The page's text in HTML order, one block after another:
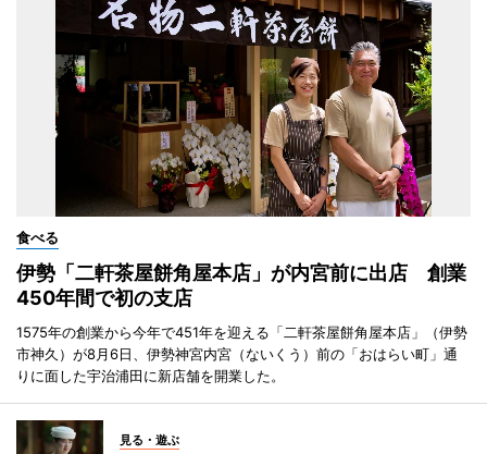
食べる
伊勢「二軒茶屋餅角屋本店」が内宮前に出店 創業
450年間で初の支店
1575年の創業から今年で451年を迎える「二軒茶屋餅角屋本店」（伊勢
市神久）が8月6日、伊勢神宮内宮（ないくう）前の「おはらい町」通
りに面した宇治浦田に新店舗を開業した。
見る・遊ぶ